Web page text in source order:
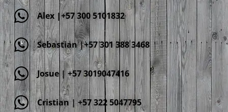
Alex |+57 300 5101832
Sebastian |+57 301 388 3468
Josue | +57 3019047416
Cristian | +57 322 5047795